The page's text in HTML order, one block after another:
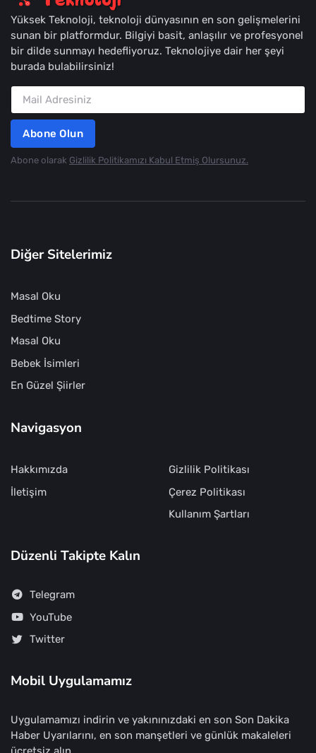
Yüksek Teknoloji, teknoloji dünyasının en son gelişmelerini
sunan bir platformdur. Bilgiyi basit, anlaşılır ve profesyonel
bir dilde sunmayı hedefliyoruz. Teknolojiye dair her şeyi
burada bulabilirsiniz!
Abone Olun
Abone olarak Gizlilik Politikamızı Kabul Etmiş Olursunuz.
Diğer Sitelerimiz
Masal Oku
Bedtime Story
Masal Oku
Bebek İsimleri
En Güzel Şiirler
Navigasyon
Hakkımızda
İletişim
Gizlilik Politikası
Çerez Politikası
Kullanım Şartları
Düzenli Takipte Kalın
Telegram
YouTube
Twitter
Mobil Uygulamamız
Uygulamamızı indirin ve yakınınızdaki en son Son Dakika
Haber Uyarılarını, en son manşetleri ve günlük makaleleri